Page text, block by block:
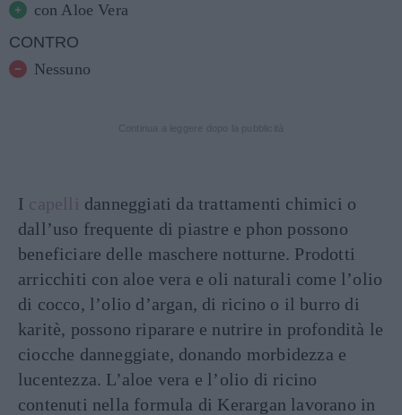
con Aloe Vera
CONTRO
Nessuno
I capelli danneggiati da trattamenti chimici o
dall’uso frequente di piastre e phon possono
beneficiare delle maschere notturne. Prodotti
arricchiti con aloe vera e oli naturali come l’olio
di cocco, l’olio d’argan, di ricino o il burro di
karitè, possono riparare e nutrire in profondità le
ciocche danneggiate, donando morbidezza e
lucentezza. L’aloe vera e l’olio di ricino
contenuti nella formula di Kerargan lavorano in